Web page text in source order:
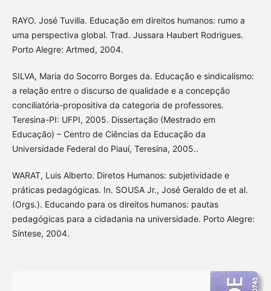
RAYO. José Tuvilla. Educação em direitos humanos: rumo a
uma perspectiva global. Trad. Jussara Haubert Rodrigues.
Porto Alegre: Artmed, 2004.
SILVA, Maria do Socorro Borges da. Educação e sindicalismo:
a relação entre o discurso de qualidade e a concepção
conciliatória-propositiva da categoria de professores.
Teresina-PI: UFPI, 2005. Dissertação (Mestrado em
Educação) – Centro de Ciências da Educação da
Universidade Federal do Piauí, Teresina, 2005..
WARAT, Luis Alberto. Diretos Humanos: subjetividade e
práticas pedagógicas. In. SOUSA Jr., José Geraldo de et al.
(Orgs.). Educando para os direitos humanos: pautas
pedagógicas para a cidadania na universidade. Porto Alegre:
Síntese, 2004.